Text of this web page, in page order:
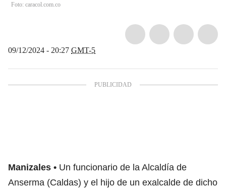
Foto: caracol.com.co
09/12/2024 - 20:27 GMT-5
Manizales
Un funcionario de la Alcaldía de
Anserma (Caldas) y el hijo de un exalcalde de dicho